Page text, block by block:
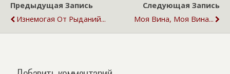
Предыдущая Запись
Изнемогая От Рыданий...
Следующая Запись
Моя Вина, Моя Вина...